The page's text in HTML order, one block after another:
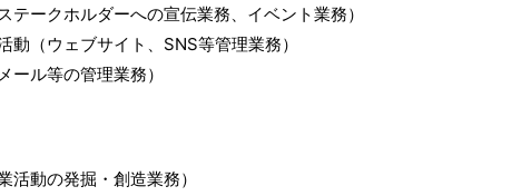
テークホルダーへの宣伝業務、イベント業務）
動（ウェブサイト、SNS等管理業務）
ール等の管理業務）
活動の発掘・創造業務）